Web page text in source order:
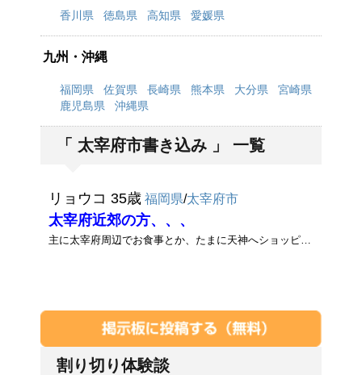
香川県 徳島県 高知県 愛媛県
九州・沖縄
福岡県 佐賀県 長崎県 熊本県 大分県
宮崎県
鹿児島県
沖縄県
「 太宰府市書き込み 」 一覧
リョウコ 35歳 福岡県/太宰府市
太宰府近郊の方、、、
主に太宰府周辺でお食事とか、たまに天神へショッピングなんかに行けたら嬉しいな♪最近は既婚者の人にもちょっぴり惹かれてしま･･･
割り切り体験談